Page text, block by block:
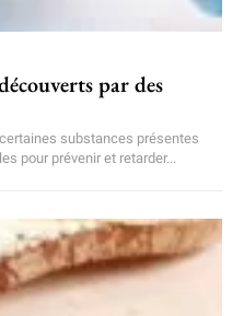
par des
substances présentes
pour prévenir et retarder...